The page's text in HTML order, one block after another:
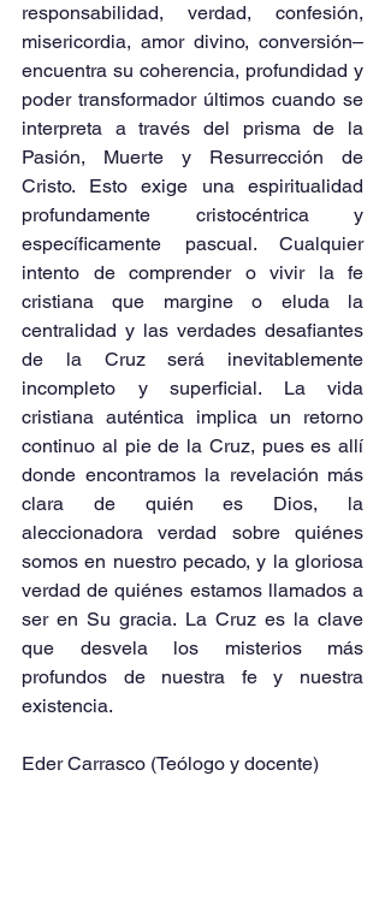
responsabilidad, verdad, confesión,
misericordia, amor divino, conversión–
encuentra su coherencia, profundidad y
poder transformador últimos cuando se
interpreta a través del prisma de la
Pasión, Muerte y Resurrección de
Cristo. Esto exige una espiritualidad
profundamente cristocéntrica y
específicamente pascual. Cualquier
intento de comprender o vivir la fe
cristiana que margine o eluda la
centralidad y las verdades desafiantes
de la Cruz será inevitablemente
incompleto y superficial. La vida
cristiana auténtica implica un retorno
continuo al pie de la Cruz, pues es allí
donde encontramos la revelación más
clara de quién es Dios, la
aleccionadora verdad sobre quiénes
somos en nuestro pecado, y la gloriosa
verdad de quiénes estamos llamados a
ser en Su gracia. La Cruz es la clave
que desvela los misterios más
profundos de nuestra fe y nuestra
existencia.
Eder Carrasco (Teólogo y docente)